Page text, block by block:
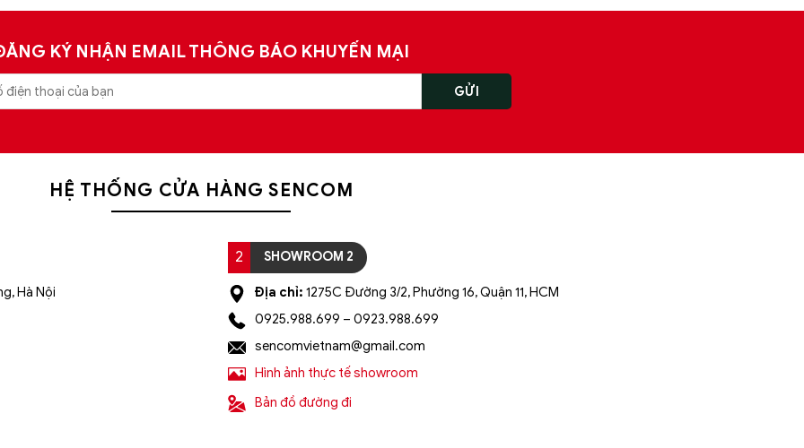
KÝ NHẬN EMAIL THÔNG BÁO KHUYẾN MẠI
HỆ THỐNG CỬA HÀNG SENCOM
Hà Nội
2 SHOWROOM 2
Địa chỉ: 1275C Đường 3/2, Phường 16, Quận 11, HCM
0925.988.699 – 0923.988.699
sencomvietnam@gmail.com
Hình ảnh thực tế showroom
Bản đồ đường đi